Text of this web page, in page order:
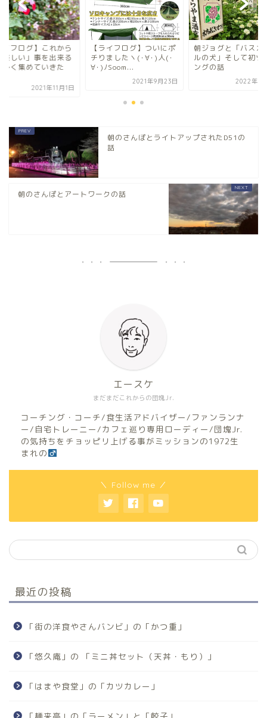
イフログ】これから
楽しい」事を出来る
多く集めていきた
2021年11月1日
【ライフログ】ついにポ
チりましたヽ(･∀･)人(･
∀･)ﾉSoom...
2021年9月23日
朝ジョグと「バスカ
ルの犬」そして初ツ
ングの話
2022年6
朝のさんぽとライトアップされたD51の
話
朝のさんぽとアートワークの話
まだまだこれからの団塊Jr.
エースケ
コーチング・コーチ/食生活アドバイザー/ファンランナ
ー/自宅トレーニー/カフェ巡り専用ローディー/団塊Jr.
の気持ちをチョッピリ上げる事がミッションの1972生
まれの
＼ Follow me ／
最近の投稿
「街の洋食やさんバンビ」の「かつ重」
「悠久庵」の 「ミニ丼セット（天丼・もり）」
「はまや食堂」の「カツカレー」